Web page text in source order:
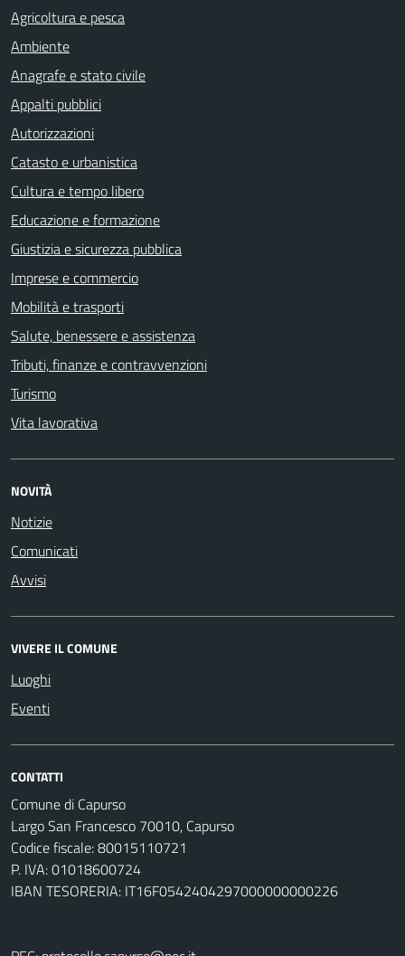
Agricoltura e pesca
Ambiente
Anagrafe e stato civile
Appalti pubblici
Autorizzazioni
Catasto e urbanistica
Cultura e tempo libero
Educazione e formazione
Giustizia e sicurezza pubblica
Imprese e commercio
Mobilità e trasporti
Salute, benessere e assistenza
Tributi, finanze e contravvenzioni
Turismo
Vita lavorativa
NOVITÀ
Notizie
Comunicati
Avvisi
VIVERE IL COMUNE
Luoghi
Eventi
CONTATTI
Comune di Capurso
Largo San Francesco 70010, Capurso
Codice fiscale: 80015110721
P. IVA: 01018600724
IBAN TESORERIA: IT16F0542404297000000000226